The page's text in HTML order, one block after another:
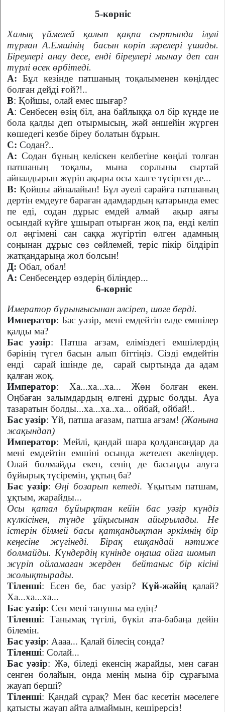
5-көрніс
Халық үймелей қалып қақпа сыртында ілулі
тұрған А.Емшінің
басын көріп зәрелері ұшады.
Біреулері анау десе, енді біреулері мынау деп сан
түрлі өсек өрбітеді.
А: Бұл кезінде патшаның тоқалыменен көңілдес
болған дейді ғой?!..
В: Қойшы, олай емес шығар?
А: Сенбесең өзің біл, ана байлыққа ол бір күнде ие
бола қалды деп отырмысың, жәй әншейін жүрген
көшедегі кезбе біреу болатын бұрын.
С: Содан?..
А: Содан бұның келіскен келбетіне көңілі толған
патшаның тоқалы, мына сорлыны сыртай
айналдырып жүріп ақыры осы халге түсірген де...
В: Қойшы айналайын! Бұл әуелі сарайға патшаның
дертін емдеуге бараған адамдардың қатарында емес
пе еді, содан дұрыс емдей алмай
ақыр аяғы
осындай күйге ұшырап отырған жоқ па, енді келіп
ол әңгімені сан саққа жүгіртіп өлген адамның
соңынан дұрыс сөз сөйлемей, теріс пікір білдіріп
жатқандарыңа жол болсын!
Д: Обал, обал!
А: Сенбесеңдер өздерің біліңдер...
6-көрніс
Имератор бұрынғысынан әлсіреп, шөге берді.
Император: Бас уәзір, мені емдейтін елде емшілер
қалды ма?
Бас уәзір: Патша ағзам, еліміздегі емшілердің
бәрінің түгел басын алып біттіңіз. Сізді емдейтін
енді
сарай ішінде де,
сарай сыртында да адам
қалған жоқ.
Император: Ха...ха...ха... Жөн болған екен.
Оңбаған залымдардың өлгені дұрыс болды. Ауа
тазаратын болды...ха...ха..ха... ойбай, ойбай!..
Бас уәзір: Үй, патша ағазам, патша ағзам! (Жанына
жақындап)
Император: Мейлі, қандай шара қолдансаңдар да
мені емдейтін емшіні осында жетелеп әкеліңдер.
Олай болмайды екен, сенің де басыңды алуға
бұйырық түсіремін, ұқтың ба?
Бас уәзір: Өңі бозарып кетеді. Ұқытым патшам,
ұқтым, жарайды...
Осы қатал бұйырқтан кейін бас уәзір күндіз
күлкісінен, түнде ұйқысынан айырылады. Не
істерін білмей басы қатқандықтан әркімнің бір
кеңесіне жүгінеді. Бірақ ешқандай нәтиже
болмайды. Күндердің күнінде оңаша ойға шомып
жүріп ойламаған жерден
бейтаныс бір кісіні
жолықтырады.
Тіленші: Есен бе, бас уәзір? Күй-жәйіңқалай?
Ха...ха...ха...
Бас уәзір: Сен мені танушы ма едің?
Тіленші: Танымақ түгілі, бүкіл ата-бабаңа дейін
білемін.
Бас уәзір: Аааа... Қалай білесің сонда?
Тіленші: Солай...
Бас уәзір: Жә, біледі екенсің жарайды, мен саған
сенген болайын, онда менің мына бір сұрағыма
жауап берші?
Тіленші: Қандай сұрақ? Мен бас кесетін мәселеге
қатысты жауап айта алмаймын, кешірерсіз!